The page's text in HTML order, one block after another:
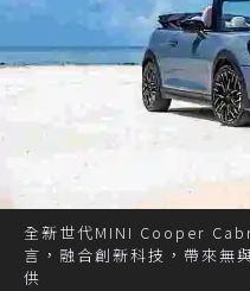
全新世代MINI Cooper
言，融合創新科技，帶來無
供